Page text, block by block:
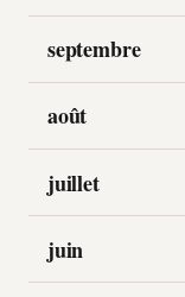
septembre
août
juillet
juin